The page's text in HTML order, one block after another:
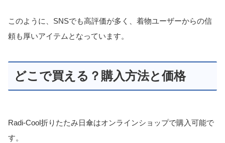
このように、SNSでも高評価が多く、着物ユーザーからの信
頼も厚いアイテムとなっています。
どこで買える？購入方法と価格
Radi-Cool折りたたみ日傘はオンラインショップで購入可能で
す。